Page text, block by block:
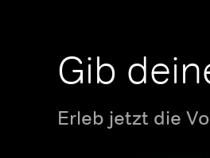
Gib
Erleb jetzt die